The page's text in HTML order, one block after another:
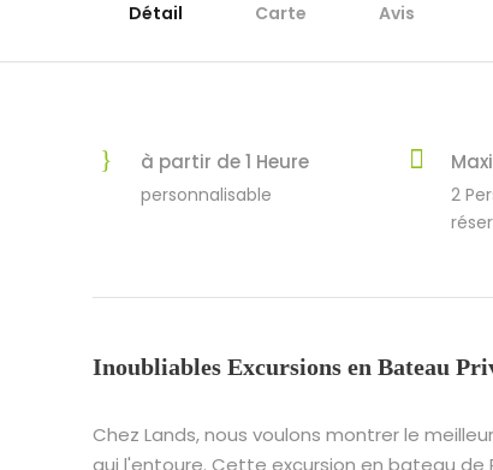
Détail Carte Avis
à partir de 1 Heure
personnalisable
2
Inoubliables Excursions en Bateau
Chez Lands, nous voulons montrer le
qui l'entoure. Cette excursion en bateau de